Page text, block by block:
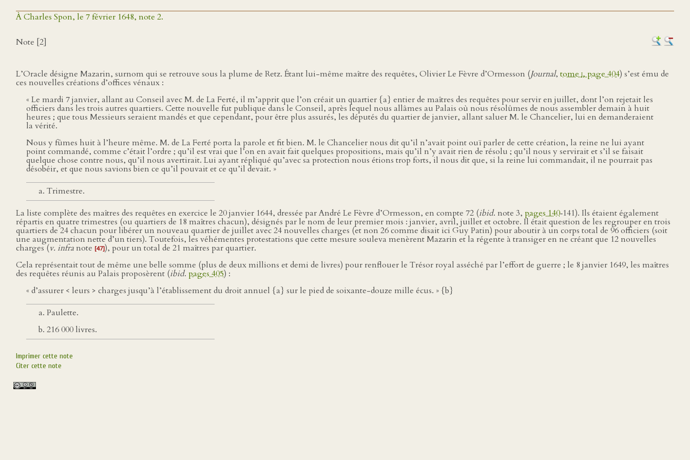
À Charles Spon, le 7 février 1648, note 2.
Note [2]
L’Oracle désigne Mazarin, surnom qui se retrouve sous la plume de Retz. Étant lui-même maître des requêtes, Olivier Le Fèvre d’Ormesson (Journal, tomei, page 404) s’est ému de
ces nouvelles créations d’offices vénaux :
« Le mardi 7 janvier, allant au Conseil avec M. de La Ferté, il m’apprit que l’on créait un quartier {a} entier de maîtres des requêtes pour servir en juillet, dont l’on rejetait les
officiers dans les trois autres quartiers. Cette nouvelle fut publique dans le Conseil, après lequel nous allâmes au Palais où nous résolûmes de nous assembler demain à huit
heures ; que tous Messieurs seraient mandés et que cependant, pour être plus assurés, les députés du quartier de janvier, allant saluer M. le Chancelier, lui en demanderaient
la vérité.
Nous y fûmes huit à l’heure même. M. de La Ferté porta la parole et fit bien. M. le Chancelier nous dit qu’il n’avait point ouï parler de cette création, la reine ne lui ayant
point commandé, comme c’était l’ordre ; qu’il est vrai que l’on en avait fait quelques propositions, mais qu’il n’y avait rien de résolu ; qu’il nous y servirait et s’il se faisait
quelque chose contre nous, qu’il nous avertirait. Lui ayant répliqué qu’avec sa protection nous étions trop forts, il nous dit que, si la reine lui commandait, il ne pourrait pas
désobéir, et que nous savions bien ce qu’il pouvait et ce qu’il devait. »
Trimestre.
La liste complète des maîtres des requêtes en exercice le 20 janvier 1644, dressée par André Le Fèvre d’Ormesson, en compte 72 (ibid. note 3, pages 140‑141). Ils étaient également
répartis en quatre trimestres (ou quartiers de 18 maîtres chacun), désignés par le nom de leur premier mois : janvier, avril, juillet et octobre. Il était question de les regrouper en trois
quartiers de 24 chacun pour libérer un nouveau quartier de juillet avec 24 nouvelles charges (et non 26 comme disait ici Guy Patin) pour aboutir à un corps total de 96 officiers (soit
une augmentation nette d’un tiers). Toutefois, les véhémentes protestations que cette mesure souleva menèrent Mazarin et la régente à transiger en ne créant que 12 nouvelles
charges (v. infra note [47]), pour un total de 21 maîtres par quartier.
Cela représentait tout de même une belle somme (plus de deux millions et demi de livres) pour renflouer le Trésor royal asséché par l’effort de guerre ; le 8 janvier 1649, les maîtres
des requêtes réunis au Palais proposèrent (ibid. pages 405) :
« d’assurer < leurs > charges jusqu’à l’établissement du droit annuel {a} sur le pied de soixante-douze mille écus. » {b}
Paulette.
216 000 livres.
Imprimer cette note
Citer cette note